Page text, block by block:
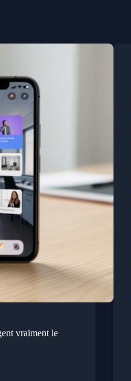
vraiment le